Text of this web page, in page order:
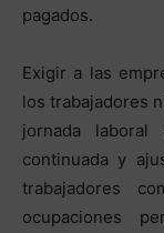
pagados.
Exigir a las
los trabajadores
jornada
continuada y
trabajadores
ocupaciones